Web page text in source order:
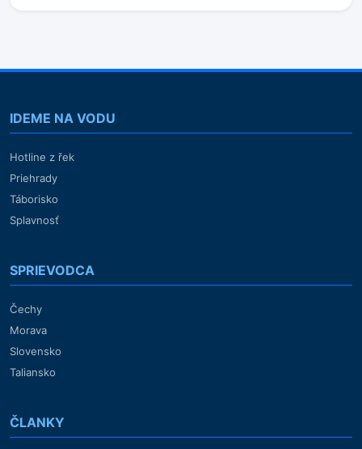
IDEME NA VODU
Hotline z řek
Priehrady
Táborisko
Splavnosť
SPRIEVODCA
Čechy
Morava
Slovensko
Taliansko
ČLANKY